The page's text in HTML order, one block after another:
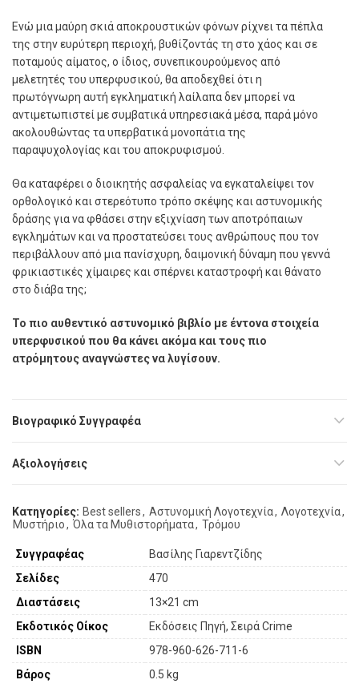
Ενώ µια µαύρη σκιά αποκρουστικών φόνων ρίχνει τα πέπλα
της στην ευρύτερη περιοχή, βυθίζοντάς τη στο χάος και σε
ποταµούς αίµατος, ο ίδιος, συνεπικουρούµενος από
µελετητές του υπερφυσικού, θα αποδεχθεί ότι η
πρωτόγνωρη αυτή εγκληµατική λαίλαπα δεν µπορεί να
αντιµετωπιστεί µε συµβατικά υπηρεσιακά µέσα, παρά µόνο
ακολουθώντας τα υπερβατικά µονοπάτια της
παραψυχολογίας και του αποκρυφισµού.
Θα καταφέρει ο διοικητής ασφαλείας να εγκαταλείψει τον
ορθολογικό και στερεότυπο τρόπο σκέψης και αστυνοµικής
δράσης για να φθάσει στην εξιχνίαση των αποτρόπαιων
εγκληµάτων και να προστατεύσει τους ανθρώπους που τον
περιβάλλουν από µια πανίσχυρη, δαιµονική δύναµη που γεννά
φρικιαστικές χίµαιρες και σπέρνει καταστροφή και θάνατο
στο διάβα της;
Το πιο αυθεντικό αστυνοµικό βιβλίο µε έντονα στοιχεία
υπερφυσικού που θα κάνει ακόµα και τους πιο
ατρόµητους αναγνώστες να λυγίσουν.
Βιογραφικό Συγγραφέα
Αξιολογήσεις
Κατηγορίες: Best sellers, Αστυνομική Λογοτεχνία, Λογοτεχνία,
Μυστήριο, Όλα τα Μυθιστορήματα, Τρόμου
Συγγραφέας
Βασίλης Γιαρεντζίδης
Σελίδες
470
Διαστάσεις
13×21 cm
Εκδοτικός Οίκος
Εκδόσεις Πηγή, Σειρά Crime
ISBN
978-960-626-711-6
Βάρος
0.5 kg